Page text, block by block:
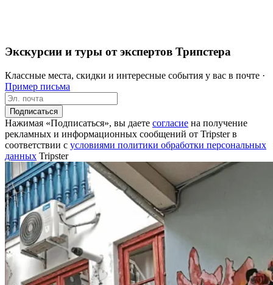
Экскурсии и туры от экспертов Трипстера
Классные места, скидки и интересные события у вас в почте ·
Пример письма
Подписаться
Нажимая «Подписаться», вы даете согласие на получение
рекламных и информационных сообщений от Tripster в
соответствии c условиями политики обработки персональных
данных Tripster